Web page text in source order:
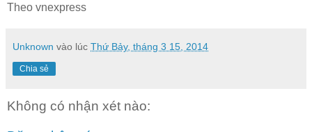
Theo vnexpress
Unknown vào lúc Thứ Bảy, tháng 3 15, 2014
Chia sẻ
Không có nhận xét nào: